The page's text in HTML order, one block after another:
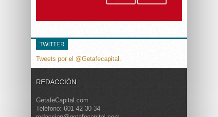
TWITTER
Tweets por el @Getafecapital.
REDACCIÓN
GetafeCapital.com
Teléfono: 601 42 30 34